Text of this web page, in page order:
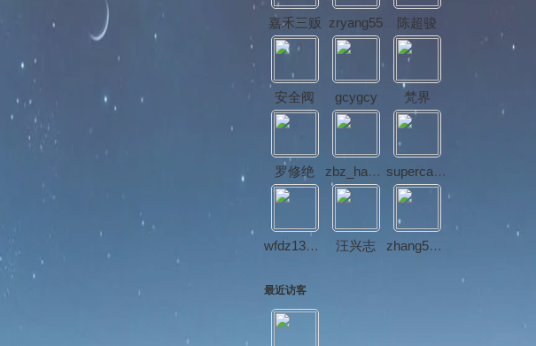
嘉禾三贩 zryang55 陈超骏
安全阀 gcygcy 梵界
罗修绝 zbz_happy supercaosong
wfdz13698154595 汪兴志 zhang532b
最近访客